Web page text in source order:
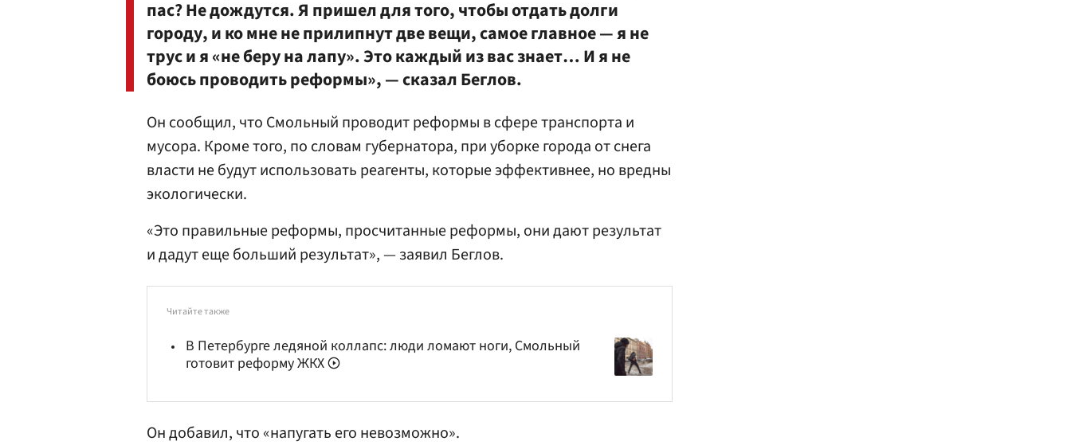
пас? Не дождутся. Я пришел для того, чтобы отдать долги
городу, и ко мне не прилипнут две вещи, самое главное — я не
трус и я «не беру на лапу». Это каждый из вас знает… И я не
боюсь проводить реформы», — сказал Беглов.
Он сообщил, что Смольный проводит реформы в сфере транспорта и
мусора. Кроме того, по словам губернатора, при уборке города от снега
власти не будут использовать реагенты, которые эффективнее, но вредны
экологически.
«Это правильные реформы, просчитанные реформы, они дают результат
и дадут еще больший результат», — заявил Беглов.
Читайте также
В Петербурге ледяной коллапс: люди ломают ноги, Смольный
готовит реформу ЖКХ
Он добавил, что «напугать его невозможно».